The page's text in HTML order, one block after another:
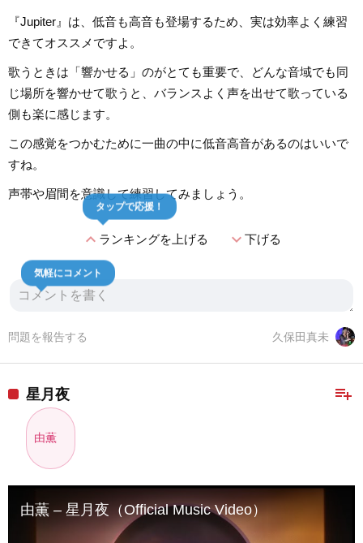
『Jupiter』は、低音も高音も登場するため、実は効率よく練習
できてオススメですよ。
歌うときは「響かせる」のがとても重要で、どんな音域でも同
じ場所を響かせて歌うと、バランスよく声を出せて歌っている
側も楽に感じます。
この感覚をつかむために一曲の中に低音高音があるのはいいで
すね。
声帯や眉間を意識して練習してみましょう。
expand_lessランキングを上げる
タップで応援！
expand_more下げる
気軽にコメント
久保田真未
問題を報告する
playlist_add
星月夜
由薫
由薫 – 星月夜（Official Music Video）